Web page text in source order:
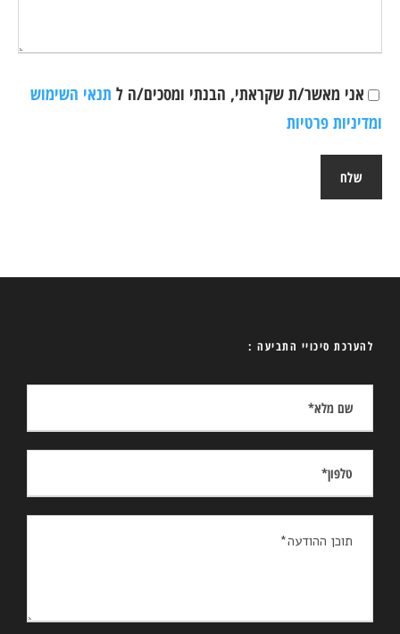
אני מאשר/ת שקראתי, הבנתי ומסכים/ה ל תנאי השימוש
ומדיניות פרטיות
להערכת סיכויי התביעה :